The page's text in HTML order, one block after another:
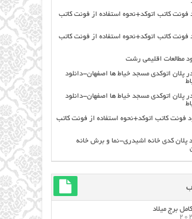
فونت کاتب اتوکد+نحوه استفاده از فونت کاتب
فونت کاتب اتوکد+نحوه استفاده از فونت کاتب
مطالعات اقليمي رشت
پلان اتوکدی مسجد خیاط ها اصفهان-دانلود
پلان اتوکدی مسجد خیاط ها اصفهان-دانلود
فونت کاتب اتوکد+نحوه استفاده از فونت کاتب
پلان کدی خانه اشیدری-نما و برش خانه
برج میلاد